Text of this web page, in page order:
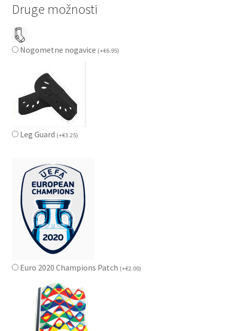
Druge možnosti
Nogometne nogavice (+€6.95)
Leg Guard (+€3.25)
Euro 2020 Champions Patch (+€2.00)